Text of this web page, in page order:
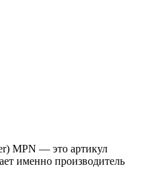
MPN — это артикул
именно производитель